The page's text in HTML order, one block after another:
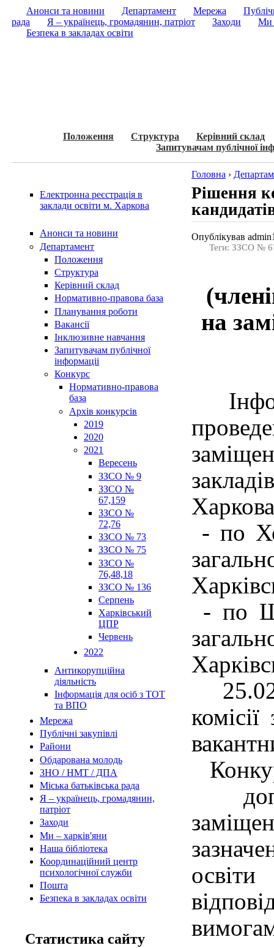
Анонси та новини Департамент Мережа
рада
Я – українець, громадянин, патріот Заходи
Ми
Безпека в закладах освіти
Положення Структура
Керівний склад
Запитувачам публічної
Електронна реєстрація в
заклади освіти м. Харкова
Анонси та новини
Департамент
Положення
Структура
Керівний склад
Нормативно-правова база
Планування роботи
Вакансії
Інклюзивне навчання
Запитувачам публічної
інформаціі
Конкурс
Нормативно-правова
база
Архів конкурсів
2019
2020
2021
Вересень
ЗЗСО № 9
ЗЗСО №
67,159
ЗЗСО №
72,76
ЗЗСО № 73
ЗЗСО № 75
ЗЗСО №
76,48,18
ЗЗСО № 136
Серпень
Харківський
ЦПР
Червень
2022
Антикорупційна
діяльність
Інформація для осіб з ТОТ
та ВПО
Мережа
Публічні закупівлі
Райони
Обдарована молодь
ЗНО / НМТ / ДПА
Міська батьківська рада
Я – українець, громадянин,
патріот
Заходи
Ми – харків'яни
Наша бібліотека
Координаційний центр
психологічної служби
Пошта
Безпека в закладах освіти
Статистика сайту
Головна ›
Рішення
Опублікував
Теги: ЗЗСО №
на
- по
- по